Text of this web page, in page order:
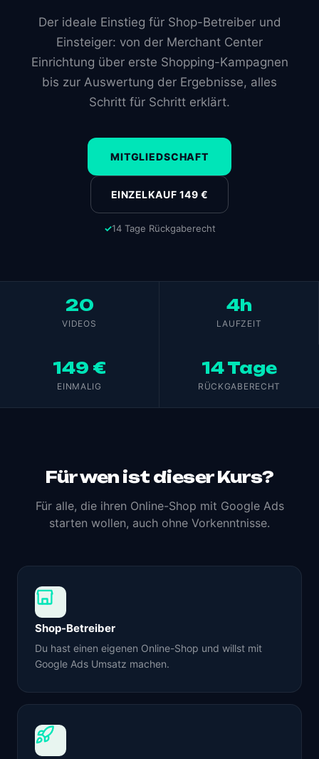
Der ideale Einstieg für Shop-Betreiber und
Einsteiger: von der Merchant Center
Einrichtung über erste Shopping-Kampagnen
bis zur Auswertung der Ergebnisse, alles
Schritt für Schritt erklärt.
MITGLIEDSCHAFT
EINZELKAUF 149 €
14 Tage Rückgaberecht
20
VIDEOS
4h
LAUFZEIT
149 €
EINMALIG
14 Tage
RÜCKGABERECHT
Für wen ist dieser Kurs?
Für alle, die ihren Online-Shop mit Google Ads
starten wollen, auch ohne Vorkenntnisse.
Shop-Betreiber
Du hast einen eigenen Online-Shop und willst mit
Google Ads Umsatz machen.